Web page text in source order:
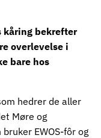
kåring bekrefter
overlevelse i
bare hos
hedrer de aller
Møre og
EWOS-fôr og